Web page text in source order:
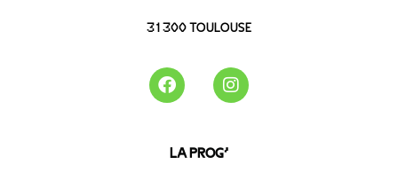
31300 TOULOUSE
LA PROG’